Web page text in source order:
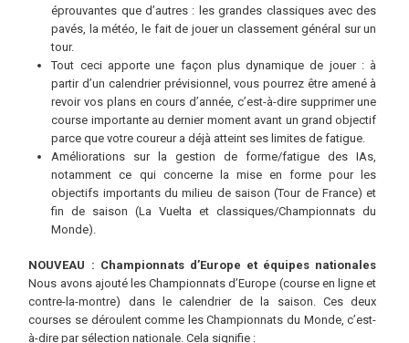
éprouvantes que d’autres : les grandes classiques avec des
pavés, la météo, le fait de jouer un classement général sur un
tour.
Tout ceci apporte une façon plus dynamique de jouer : à
partir d’un calendrier prévisionnel, vous pourrez être amené à
revoir vos plans en cours d’année, c’est-à-dire supprimer une
course importante au dernier moment avant un grand objectif
parce que votre coureur a déjà atteint ses limites de fatigue.
Améliorations sur la gestion de forme/fatigue des IAs,
notamment ce qui concerne la mise en forme pour les
objectifs importants du milieu de saison (Tour de France) et
fin de saison (La Vuelta et classiques/Championnats du
Monde).
NOUVEAU : Championnats d’Europe et équipes nationales
Nous avons ajouté les Championnats d’Europe (course en ligne et
contre-la-montre) dans le calendrier de la saison. Ces deux
courses se déroulent comme les Championnats du Monde, c’est-
à-dire par sélection nationale. Cela signifie :